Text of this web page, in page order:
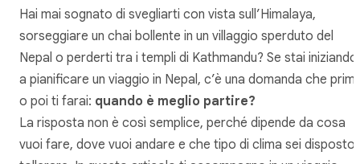
Hai mai sognato di svegliarti con vista sull’Himalaya,
sorseggiare un chai bollente in un villaggio sperduto del
Nepal o perderti tra i templi di Kathmandu? Se stai iniziando
a pianificare un viaggio in Nepal, c’è una domanda che
o poi ti farai: quando è meglio partire?
La risposta non è così semplice, perché dipende da cosa
vuoi fare, dove vuoi andare e che tipo di clima sei disposto